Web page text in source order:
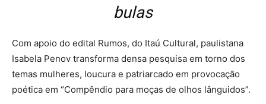
bulas
Com apoio do edital Rumos, do Itaú Cultural, paulistana
Isabela Penov transforma densa pesquisa em torno dos
temas mulheres, loucura e patriarcado em provocação
poética em “Compêndio para moças de olhos lânguidos”.